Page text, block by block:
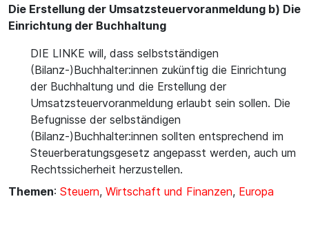
Die Erstellung der Umsatzsteuervoranmeldung b) Die
Einrichtung der Buchhaltung
DIE LINKE will, dass selbstständigen
(Bilanz-)Buchhalter:innen zukünftig die Einrichtung
der Buchhaltung und die Erstellung der
Umsatzsteuervoranmeldung erlaubt sein sollen. Die
Befugnisse der selbständigen
(Bilanz-)Buchhalter:innen sollten entsprechend im
Steuerberatungsgesetz angepasst werden, auch um
Rechtssicherheit herzustellen.
Themen: Steuern, Wirtschaft und Finanzen, Europa